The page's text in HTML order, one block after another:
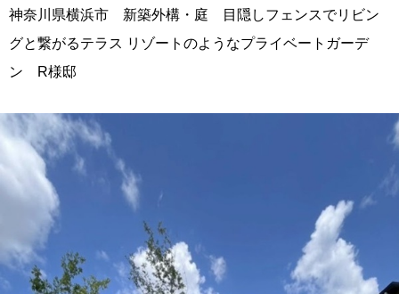
神奈川県横浜市 新築外構・庭 目隠しフェンスでリビン
グと繋がるテラス リゾートのようなプライベートガーデ
ン R様邸